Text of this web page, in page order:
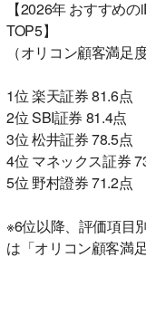
【2026年 おすすめ
TOP5】
（オリコン顧客満足
1位 楽天証券 81.6点
2位 SBI証券 81.4点
3位 松井証券 78.5点
4位 マネックス証券
5位 野村證券 71.2点
※6位以降、評価項目
は「オリコン顧客満